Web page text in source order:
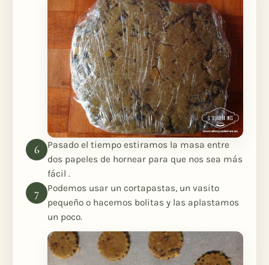
Pasado el tiempo estiramos la masa entre
dos papeles de hornear para que nos sea más
fácil .
Podemos usar un cortapastas, un vasito
pequeño o hacemos bolitas y las aplastamos
un poco.